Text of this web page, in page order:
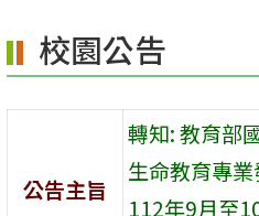
校園公告
公告主旨
轉知: 教育部
生命教育專
112年9月至